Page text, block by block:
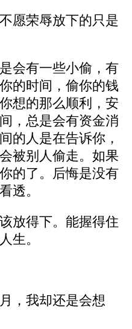
愿荣辱放下的只是
会有一些小偷，有
的时间，偷你的钱
想的那么顺利，安
，总是会有资金消
的人是在告诉你，
被别人偷走。如果
的了。后悔是没有
透。
放得下。能握得住
生。
，我却还是会想